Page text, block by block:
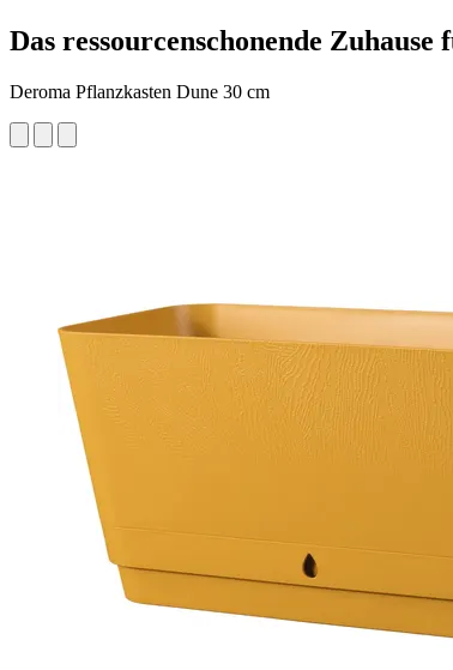
Das ressourcenschonende Zuhause
Deroma Pflanzkasten Dune 30 cm